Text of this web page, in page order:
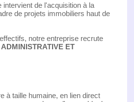
intervient de l'acquisition à la
de projets immobiliers haut de
notre entreprise recrute
ET
à taille humaine, en lien direct